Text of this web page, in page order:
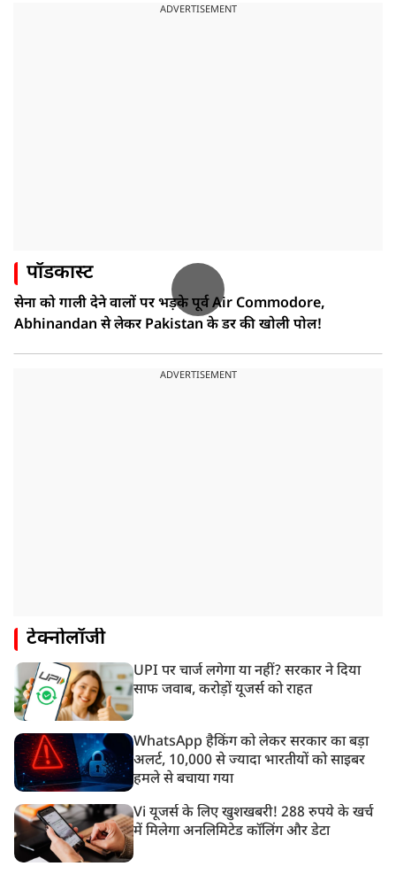
ADVERTISEMENT
पॉडकास्ट
सेना को गाली देने वालों पर भड़के पूर्व Air Commodore,
Abhinandan से लेकर Pakistan के डर की खोली पोल!
ADVERTISEMENT
टेक्नोलॉजी
UPI पर चार्ज लगेगा या नहीं? सरकार ने दिया
साफ जवाब, करोड़ों यूजर्स को राहत
WhatsApp हैकिंग को लेकर सरकार का बड़ा
अलर्ट, 10,000 से ज्यादा भारतीयों को साइबर
हमले से बचाया गया
Vi यूजर्स के लिए खुशखबरी! 288 रुपये के खर्च
में मिलेगा अनलिमिटेड कॉलिंग और डेटा